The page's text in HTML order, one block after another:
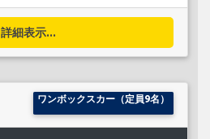
詳細表示...
ワンボックスカー（定員9名）